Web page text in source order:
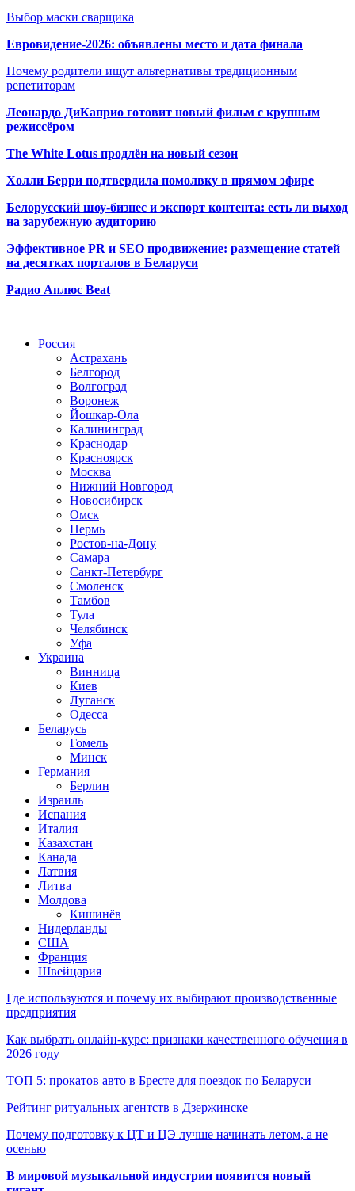
Выбор маски сварщика
Евровидение-2026: объявлены место и дата финала
Почему родители ищут альтернативы традиционным
репетиторам
Леонардо ДиКаприо готовит новый фильм с крупным
режиссёром
The White Lotus продлён на новый сезон
Холли Берри подтвердила помолвку в прямом эфире
Белорусский шоу-бизнес и экспорт контента: есть ли выход
на зарубежную аудиторию
Эффективное PR и SEO продвижение: размещение статей
на десятках порталов в Беларуси
Радио Аплюс Beat
Россия
Астрахань
Белгород
Волгоград
Воронеж
Йошкар-Ола
Калининград
Краснодар
Красноярск
Москва
Нижний Новгород
Новосибирск
Омск
Пермь
Ростов-на-Дону
Самара
Санкт-Петербург
Смоленск
Тамбов
Тула
Челябинск
Уфа
Украина
Винница
Киев
Луганск
Одесса
Беларусь
Гомель
Минск
Германия
Берлин
Израиль
Испания
Италия
Казахстан
Канада
Латвия
Литва
Молдова
Кишинёв
Нидерланды
США
Франция
Швейцария
Где используются и почему их выбирают производственные
предприятия
Как выбрать онлайн-курс: признаки качественного обучения в
2026 году
ТОП 5: прокатов авто в Бресте для поездок по Беларуси
Рейтинг ритуальных агентств в Дзержинске
Почему подготовку к ЦТ и ЦЭ лучше начинать летом, а не
осенью
В мировой музыкальной индустрии появится новый